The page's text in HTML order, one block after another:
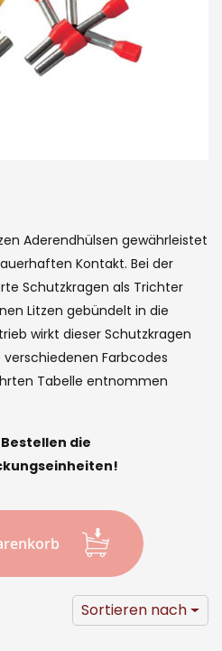
Aderendhülsen gewährleistet
Kontakt. Bei der
Schutzkragen als Trichter
Litzen gebündelt in die
wirkt dieser Schutzkragen
Farbcodes
Tabelle entnommen
die
Sortieren nach